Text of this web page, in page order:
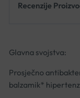
Recenzije
Glavna svojstva:
Prosječno
balzamik*